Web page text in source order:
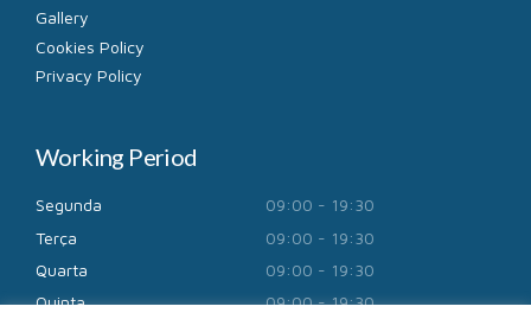
Gallery
Cookies Policy
Privacy Policy
Working Period
Segunda
09:00 - 19:30
Terça
09:00 - 19:30
Quarta
09:00 - 19:30
Quinta
09:00 - 19:30